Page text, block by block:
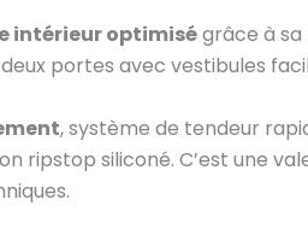
intérieur optimiségrâce à sa
portes avec vestibules
, système de tendeur
ripstop siliconé. C’est une